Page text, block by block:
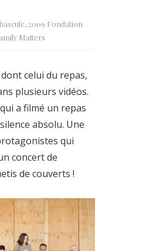
2009 Fondation
Matters
celui du repas,
plusieurs vidéos.
a filmé un repas
absolu. Une
qui
concert de
de couverts !